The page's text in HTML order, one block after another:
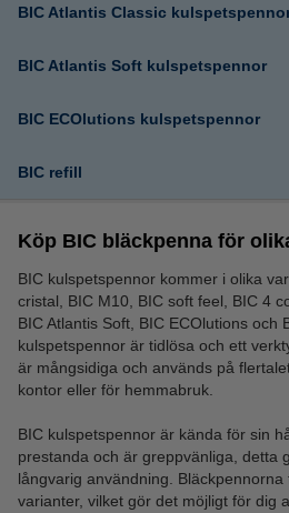
BIC Atlantis Classic
BIC Atlantis Soft kulspetspennor
BIC ECOlutions kulspetspennor
BIC refill
Köp BIC bläckpenna för
BIC kulspetspennor kommer i olika
cristal, BIC M10, BIC soft feel, BIC 4
BIC Atlantis Soft, BIC ECOlutions och
kulspetspennor är tidlösa och ett
är mångsidiga och används på
kontor eller för hemmabruk.
BIC kulspetspennor är kända för sin
prestanda och är greppvänliga, detta
långvarig användning. Bläckpennorna
varianter, vilket gör det möjligt för dig